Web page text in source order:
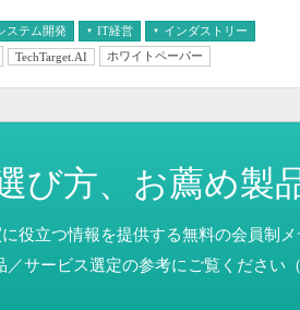
ステム開発 IT経営 インダストリー
TechTarget.AI ホワイトペーパー
方、お薦め製
立つ情報を提供する無料の会員制メ
サービス選定の参考にご覧ください